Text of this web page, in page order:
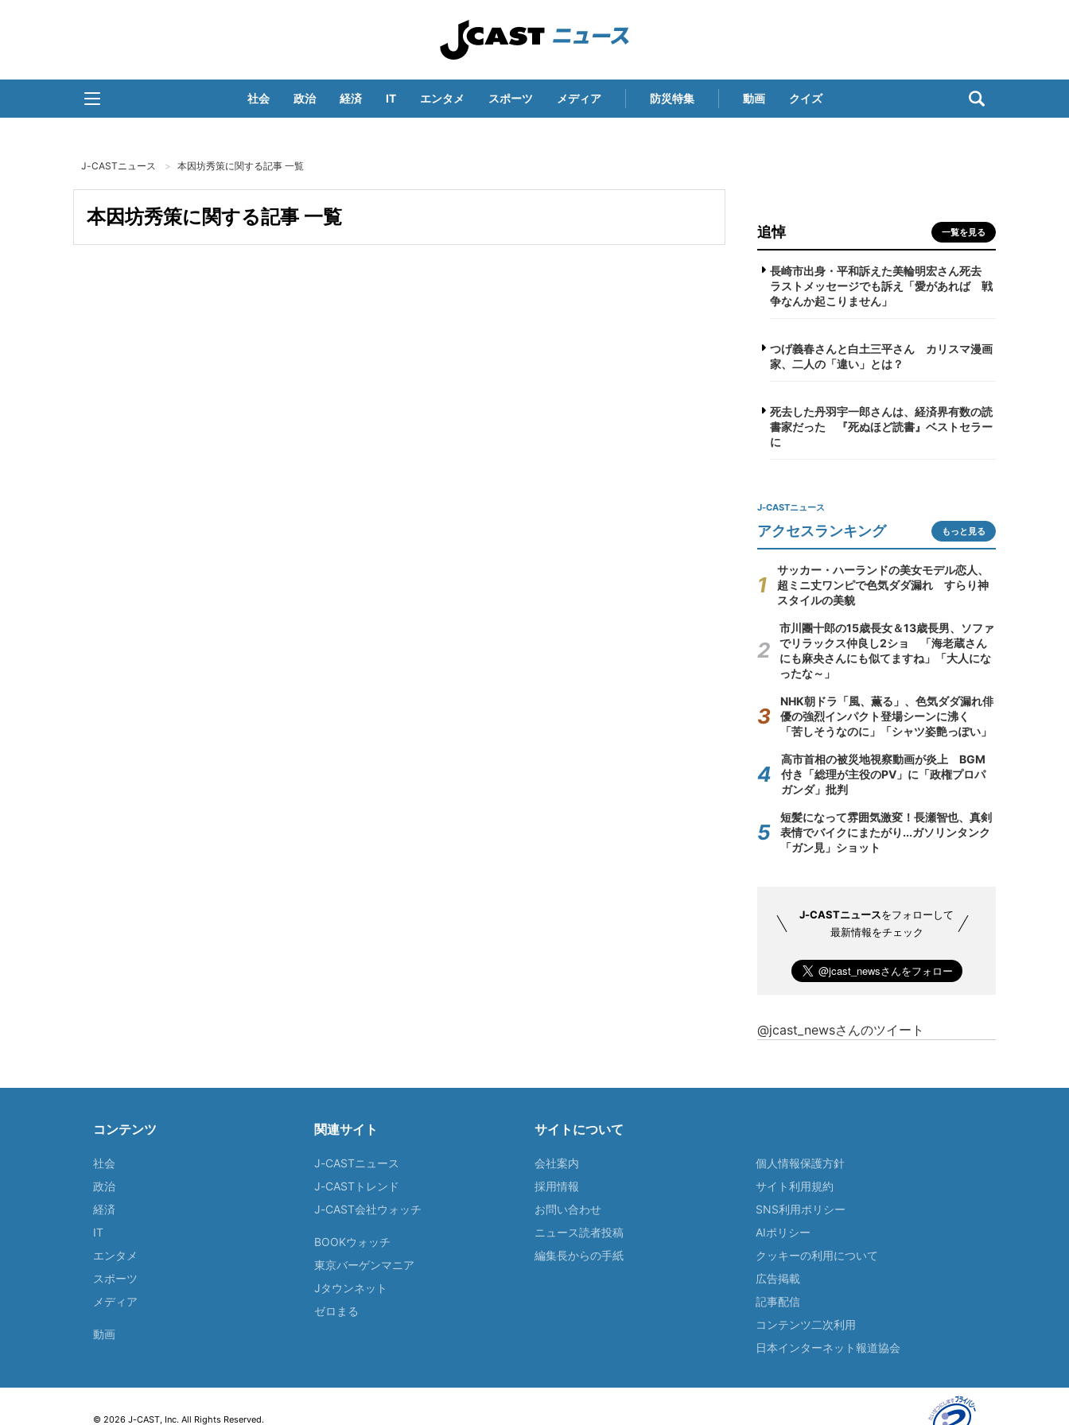
社会 政治 経済 IT エンタメ スポーツ メディア 防災特集 動画 クイズ
J-CASTニュース 本因坊秀策に関する記事 一覧
本因坊秀策に関する記事 一覧
追悼 一覧を見る
長崎市出身・平和訴えた美輪明宏さん死去
ラストメッセージでも訴え「愛があれば 戦
争なんか起こりません」
つげ義春さんと白土三平さん カリスマ漫画
家、二人の「違い」とは？
死去した丹羽宇一郎さんは、経済界有数の読
書家だった 『死ぬほど読書』ベストセラー
に
J-CASTニュース
アクセスランキング もっと見る
サッカー・ハーランドの美女モデル恋人、
超ミニ丈ワンピで色気ダダ漏れ すらり神
スタイルの美貌
市川團十郎の15歳長女＆13歳長男、ソファ
でリラックス仲良し2ショ 「海老蔵さん
にも麻央さんにも似てますね」「大人にな
ったな～」
NHK朝ドラ「風、薫る」、色気ダダ漏れ俳
優の強烈インパクト登場シーンに沸く
「苦しそうなのに」「シャツ姿艶っぽい」
高市首相の被災地視察動画が炎上 BGM
付き「総理が主役のPV」に「政権プロパ
ガンダ」批判
短髪になって雰囲気激変！長瀬智也、真剣
表情でバイクにまたがり...ガソリンタンク
「ガン見」ショット
J-CASTニュースをフォローして
最新情報をチェック
@jcast_newsさんのツイート
コンテンツ
社会
政治
経済
IT
エンタメ
スポーツ
メディア
動画
関連サイト
J-CASTニュース
J-CASTトレンド
J-CAST会社ウォッチ
BOOKウォッチ
東京バーゲンマニア
Jタウンネット
ゼロまる
サイトについて
会社案内
採用情報
お問い合わせ
ニュース読者投稿
編集長からの手紙
個人情報保護方針
サイト利用規約
SNS利用ポリシー
AIポリシー
クッキーの利用について
広告掲載
記事配信
コンテンツ二次利用
日本インターネット報道協会
© 2026 J-CAST, Inc. All Rights Reserved.